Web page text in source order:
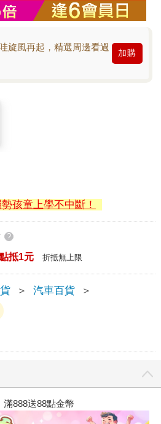
旋風再起，精選周邊看過
加購
孩童上學不中斷！
?
抵1元 折抵無上限
＞ 汽車百貨
＞
滿888送88點金幣